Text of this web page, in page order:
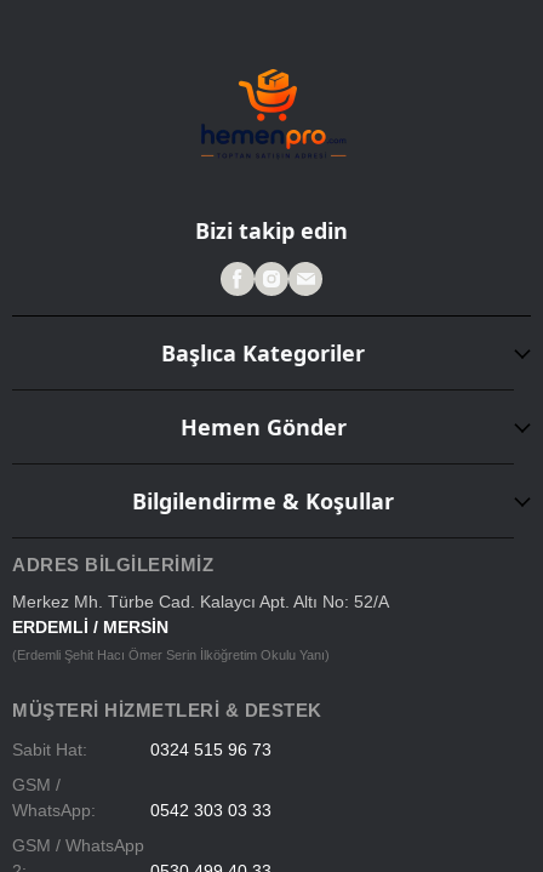
Bizi takip edin
Başlıca Kategoriler
Hemen Gönder
Bilgilendirme & Koşullar
ADRES BILGILERIMIZ
Merkez Mh. Türbe Cad. Kalaycı Apt. Altı No: 52/A
ERDEMLİ / MERSİN
(Erdemli Şehit Hacı Ömer Serin İlköğretim Okulu Yanı)
MÜŞTERI HIZMETLERI & DESTEK
Sabit Hat:
0324 515 96 73
GSM /
WhatsApp:
0542 303 03 33
GSM / WhatsApp